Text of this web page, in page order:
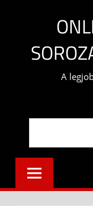
content
A